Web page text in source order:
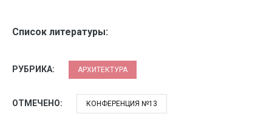
Список литературы:
РУБРИКА: АРХИТЕКТУРА
ОТМЕЧЕНО: КОНФЕРЕНЦИЯ №13